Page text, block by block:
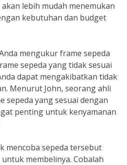
lebih mudah menemukan
kebutuhan dan budget
mengukur frame sepeda
sepeda yang tidak sesuai
dapat mengakibatkan tidak
Menurut John, seorang ahli
sepeda yang sesuai dengan
penting untuk kenyamanan
mencoba sepeda tersebut
membelinya. Cobalah